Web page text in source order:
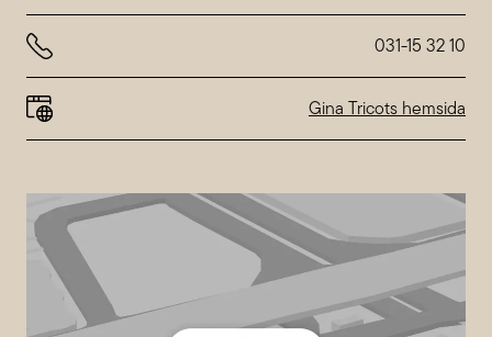
Abweichende Öffnungszeiten beiNordstan
031-15 32 10
Gina Tricots hemsida